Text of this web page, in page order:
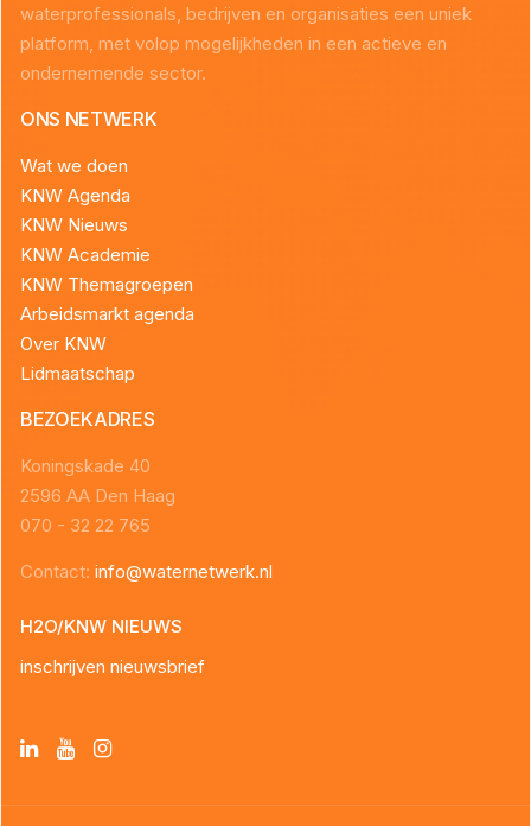
waterprofessionals, bedrijven en organisaties een uniek
platform, met volop mogelijkheden in een actieve en
ondernemende sector.
ONS NETWERK
Wat we doen
KNW Agenda
KNW Nieuws
KNW Academie
KNW Themagroepen
Arbeidsmarkt agenda
Over KNW
Lidmaatschap
BEZOEKADRES
Koningskade 40
2596 AA Den Haag
070 - 32 22 765
Contact: info@waternetwerk.nl
H2O/KNW NIEUWS
inschrijven nieuwsbrief